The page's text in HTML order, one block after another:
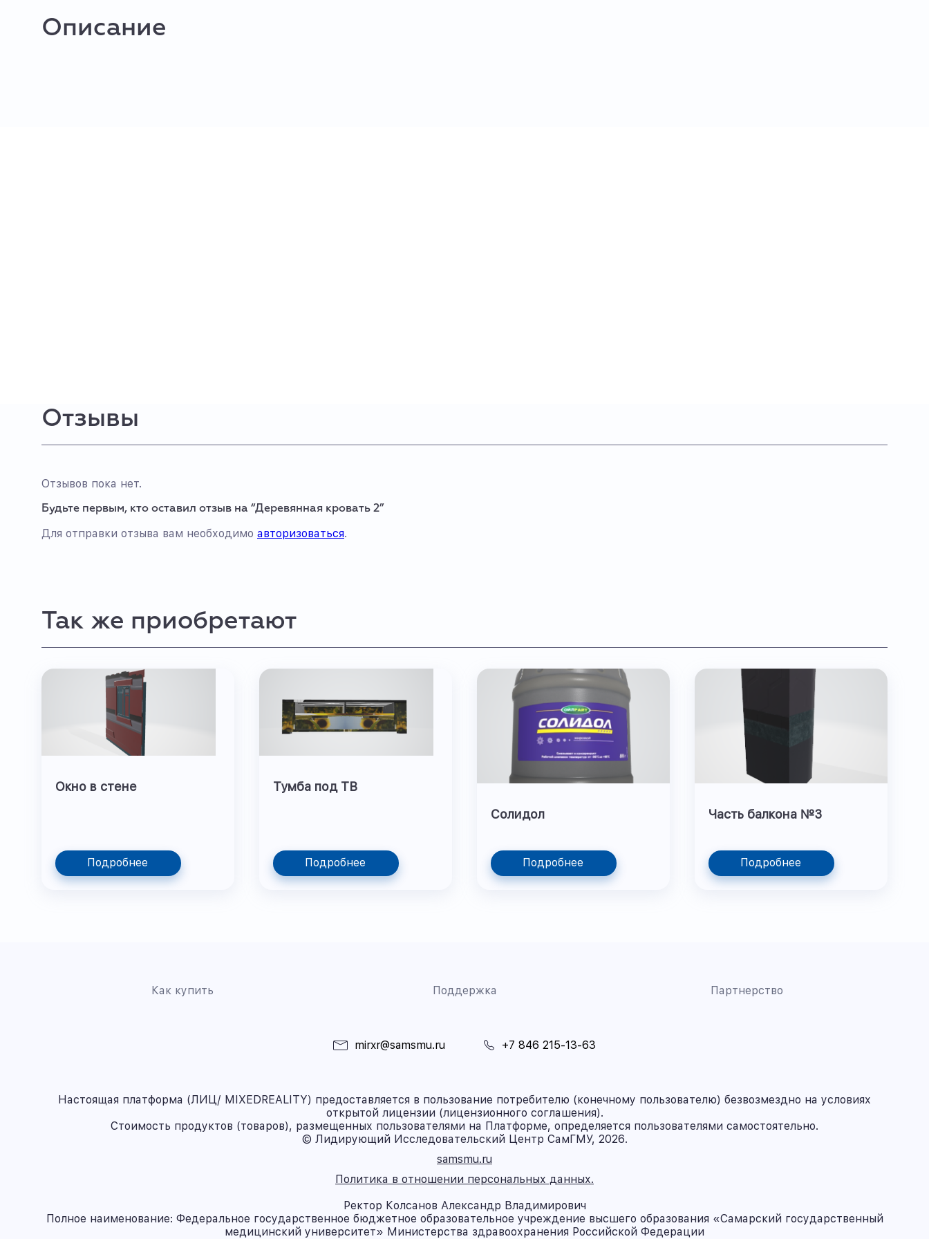
Описание
Отзывы
Отзывов пока нет.
Будьте первым, кто оставил отзыв на “Деревянная кровать 2”
Для отправки отзыва вам необходимо авторизоваться.
Так же приобретают
Окно в стене
Подробнее
Тумба под ТВ
Подробнее
Солидол
Подробнее
Часть балкона №3
Подробнее
Как купить Поддержка Партнерство
mirxr@samsmu.ru +7 846 215-13-63
Настоящая платформа (ЛИЦ/ MIXEDREALITY) предоставляется в пользование потребителю (конечному пользователю) безвозмездно на условиях
открытой лицензии (лицензионного соглашения).
Стоимость продуктов (товаров), размещенных пользователями на Платформе, определяется пользователями самостоятельно.
© Лидирующий Исследовательский Центр СамГМУ, 2026.
samsmu.ru
Политика в отношении персональных данных.
Ректор Колсанов Александр Владимирович
Полное наименование: Федеральное государственное бюджетное образовательное учреждение высшего образования «Самарский государственный
медицинский университет» Министерства здравоохранения Российской Федерации